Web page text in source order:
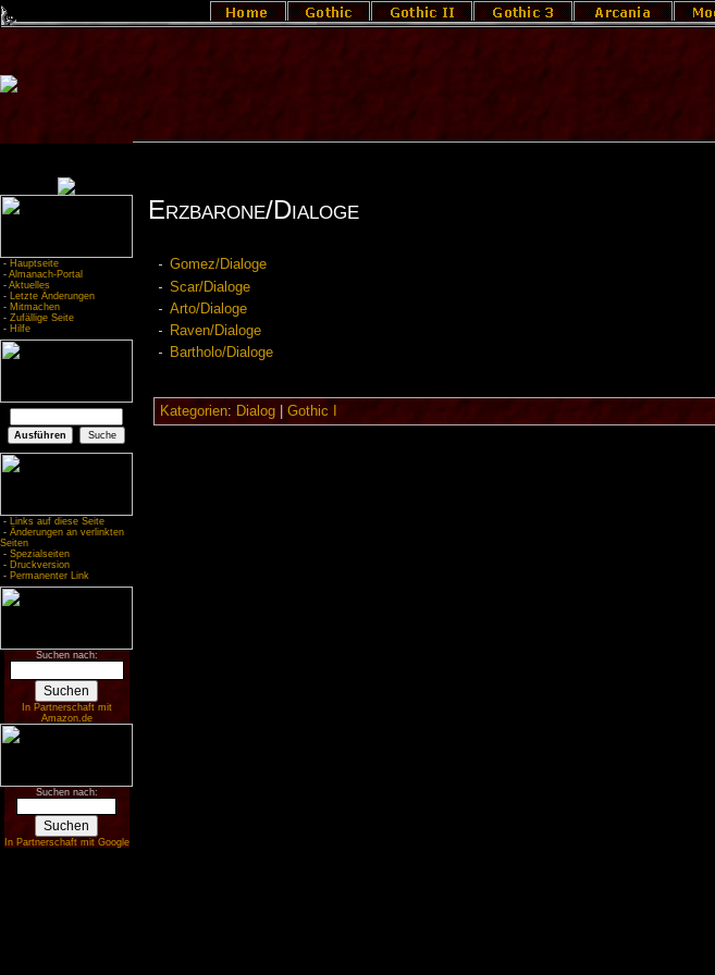
- Hauptseite
- Almanach-Portal
- Aktuelles
- Letzte Änderungen
- Mitmachen
- Zufällige Seite
- Hilfe
- Links auf diese Seite
- Änderungen an verlinkten
Seiten
- Spezialseiten
- Druckversion
- Permanenter Link
Suchen nach:
In Partnerschaft mit
Amazon.de
Suchen nach:
In Partnerschaft mit Google
Erzbarone/Dialoge
Gomez/Dialoge
Scar/Dialoge
Arto/Dialoge
Raven/Dialoge
Bartholo/Dialoge
Kategorien: Dialog| Gothic I